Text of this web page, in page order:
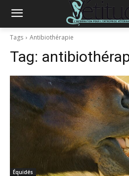
Tags Antibiothérapie
Tag:
Équidés